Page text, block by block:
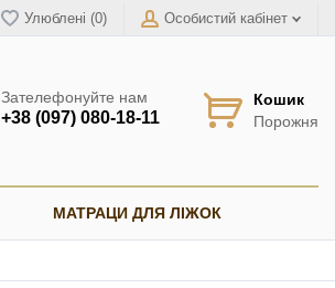
Улюблені (0) Особистий кабінет
Зателефонуйте нам
+38 (097) 080-18-11
Кошик
Порожня
МАТРАЦИ ДЛЯ ЛІЖОК